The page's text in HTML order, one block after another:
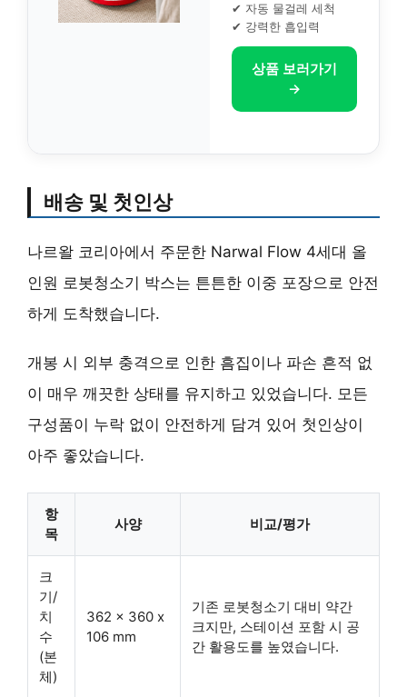
✔ 자동 물걸레 세척
✔ 강력한 흡입력
상품 보러가기
→
배송 및 첫인상
나르왈 코리아에서 주문한 Narwal Flow 4세대 올
인원 로봇청소기 박스는 튼튼한 이중 포장으로 안전
하게 도착했습니다.
개봉 시 외부 충격으로 인한 흠집이나 파손 흔적 없
이 매우 깨끗한 상태를 유지하고 있었습니다. 모든
구성품이 누락 없이 안전하게 담겨 있어 첫인상이
아주 좋았습니다.
항
목
사양 비교/평가
크
기/
치
수
(본
체)
362 x 360 x
106 mm
기존 로봇청소기 대비 약간
크지만, 스테이션 포함 시 공
간 활용도를 높였습니다.